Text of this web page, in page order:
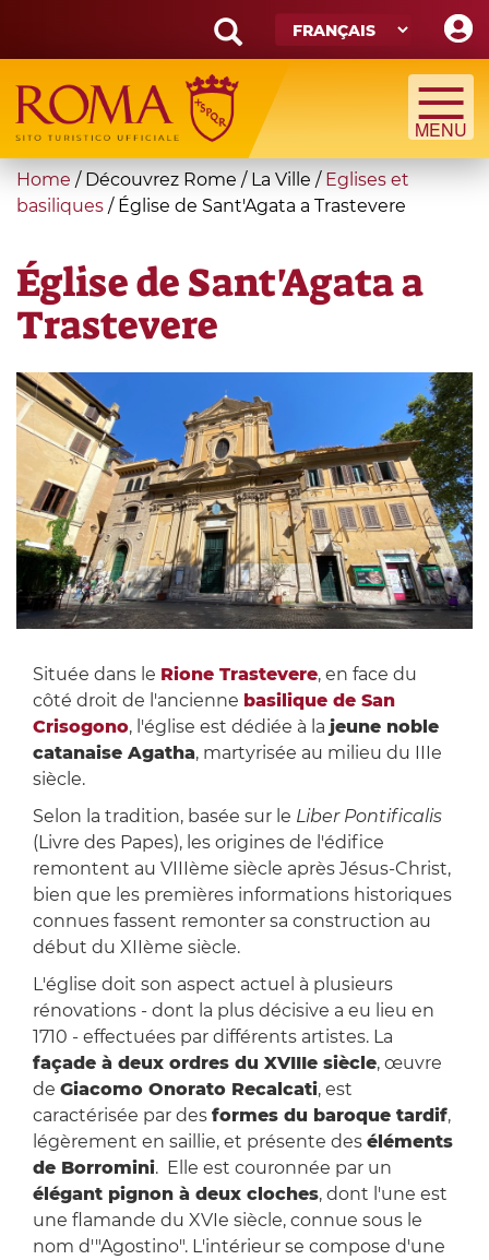
main
content
Search
form
Recherche
You
are
here
Home / Découvrez Rome / La Ville / Eglises et
basiliques / Église de Sant'Agata a Trastevere
Église de Sant'Agata a
Trastevere
Située dans le Rione Trastevere, en face du
côté droit de l'ancienne basilique de San
Crisogono, l'église est dédiée à la jeune noble
catanaise Agatha, martyrisée au milieu du IIIe
siècle.
Selon la tradition, basée sur le Liber Pontificalis
(Livre des Papes), les origines de l'édifice
remontent au VIIIème siècle après Jésus-Christ,
bien que les premières informations historiques
connues fassent remonter sa construction au
début du XIIème siècle.
L'église doit son aspect actuel à plusieurs
rénovations - dont la plus décisive a eu lieu en
1710 - effectuées par différents artistes. La
façade à deux ordres du XVIIIe siècle, œuvre
de Giacomo Onorato Recalcati, est
caractérisée par des formes du baroque tardif,
légèrement en saillie, et présente des éléments
de Borromini. Elle est couronnée par un
élégant pignon à deux cloches, dont l'une est
une flamande du XVIe siècle, connue sous le
nom d'"Agostino". L'intérieur se compose d'une